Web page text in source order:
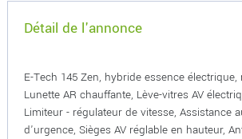
Détail de l'annonce
E-Tech 145 Zen, hybride essence
Lunette AR chauffante, Lève-vitres AV
Limiteur - régulateur de vitesse, Assistance
d'urgence, Sièges AV réglable en hauteur,